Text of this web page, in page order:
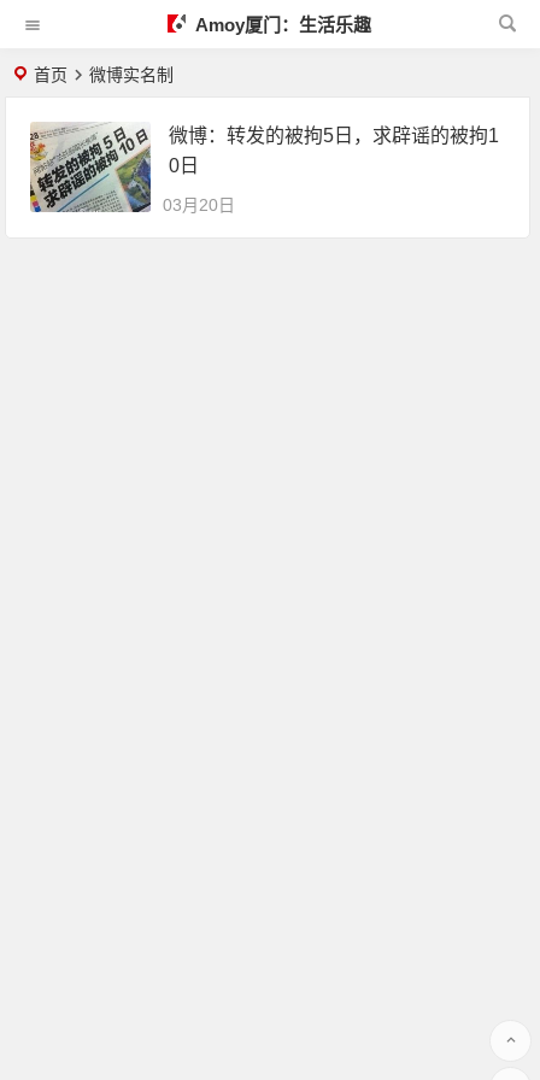
Amoy厦门：生活乐趣
首页 微博实名制
微博：转发的被拘5日，求辟谣的被拘1
0日
03月20日